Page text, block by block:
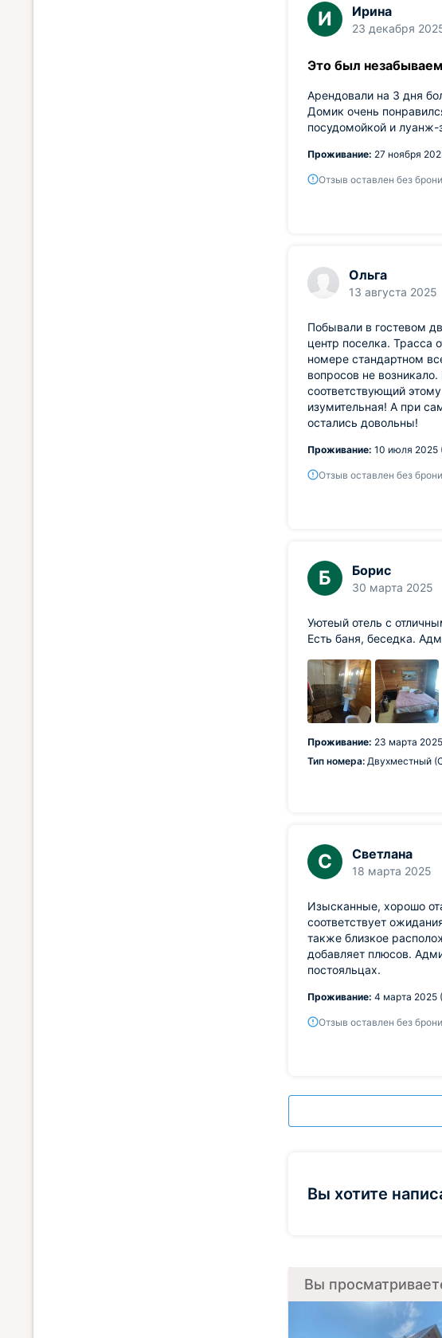
И Ирина
23 декабря
Это был
Арендовали на 3 дня
Домик очень
посудомойкой и луанж-
Проживание: 27 ноября
Отзыв оставлен без
Ольга
13 августа 2025
Побывали в гостевом
центр поселка. Трасса
номере стандартном
вопросов не
соответствующий
изумительная! А при
остались довольны!
Проживание: 10 июля 2025
Отзыв оставлен без
Б Борис
30 марта 2025
Уютеый отель с
Есть баня, беседка.
Проживание: 23 марта
Тип номера: Двухместный
С Светлана
18 марта 2025
Изысканные, хорошо
соответствует
также близкое
добавляет плюсов.
постояльцах.
Проживание: 4 марта 2025
Отзыв оставлен без
Вы хотите
Вы